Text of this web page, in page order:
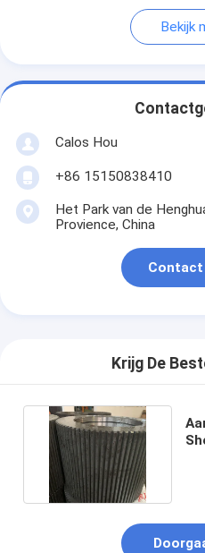
Bekijk
Calos Hou
+86 15150838410
Het Park van de
Provience, China
Contact
Krijg De